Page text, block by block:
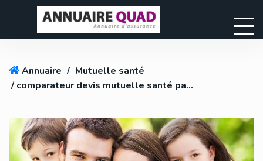
Annuaire / Mutuelle santé
/ comparateur devis mutuelle santé pas cher en ligne